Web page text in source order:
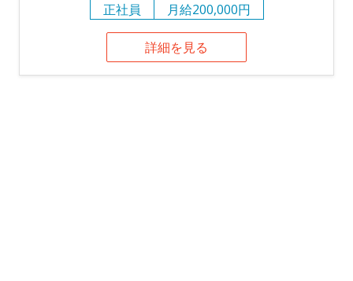
正社員 月給200,000円
詳細を見る